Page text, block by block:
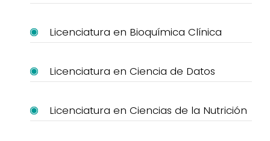
Licenciatura en Bioquímica Clínica
Licenciatura en Ciencia de Datos
Licenciatura en Ciencias de la Nutrición